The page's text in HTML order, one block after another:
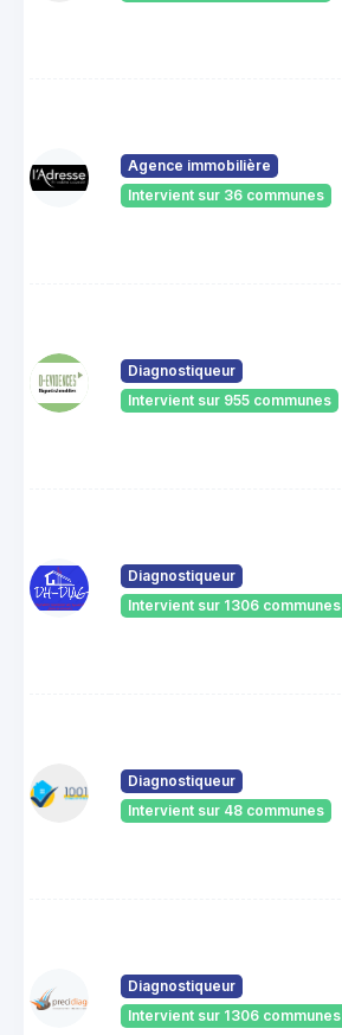
Agence immobilière
Intervient sur 36 communes
Diagnostiqueur
Intervient sur 955 communes
Diagnostiqueur
Intervient sur 1306 communes
Diagnostiqueur
Intervient sur 48 communes
Diagnostiqueur
Intervient sur 1306 communes